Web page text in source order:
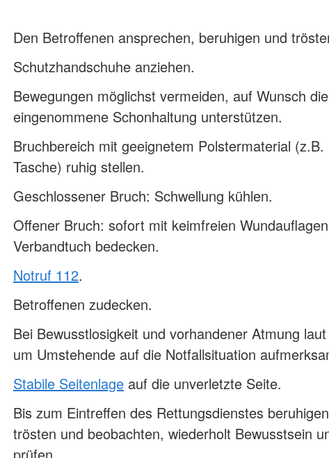
Den Betroffenen ansprechen, beruhigen und
Schutzhandschuhe anziehen.
Bewegungen möglichst vermeiden, auf Wunsch die
eingenommene Schonhaltung unterstützen.
Bruchbereich mit geeignetem Polstermaterial (z.B.
Tasche) ruhig stellen.
Geschlossener Bruch: Schwellung kühlen.
Offener Bruch: sofort mit keimfreien
Verbandtuch bedecken.
Notruf 112.
Betroffenen zudecken.
Bei Bewusstlosigkeit und vorhandener Atmung
um Umstehende auf die Notfallsituation
Stabile Seitenlage auf die unverletzte Seite.
Bis zum Eintreffen des Rettungsdienstes
trösten und beobachten, wiederholt Bewusstsein